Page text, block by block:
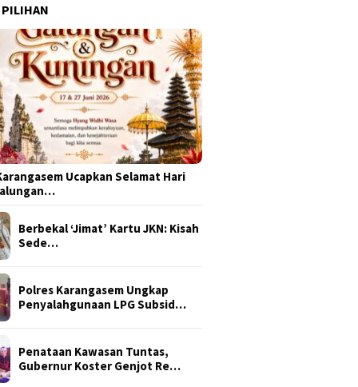
Ucapkan Selamat Hari
Berbekal ‘Jimat’ Kartu JKN: Kisah
Sede…
Polres Karangasem Ungkap
Penyalahgunaan LPG Subsid…
Penataan Kawasan Tuntas,
Gubernur Koster Genjot Re…